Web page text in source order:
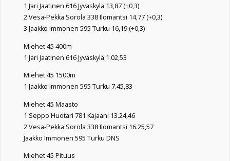
1 Jari Jaatinen 616 Jyväskylä 13,87 (+0,3)
2 Vesa-Pekka Sorola 338 Ilomantsi 14,77 (+0,3)
3 Jaakko Immonen 595 Turku 16,19 (+0,3)
Miehet 45 400m
1 Jari Jaatinen 616 Jyväskylä 1.02,53
Miehet 45 1500m
1 Jaakko Immonen 595 Turku 7.45,83
Miehet 45 Maasto
1 Seppo Huotari 781 Kajaani 13.24,46
2 Vesa-Pekka Sorola 338 Ilomantsi 16.25,57
Jaakko Immonen 595 Turku DNS
Miehet 45 Pituus